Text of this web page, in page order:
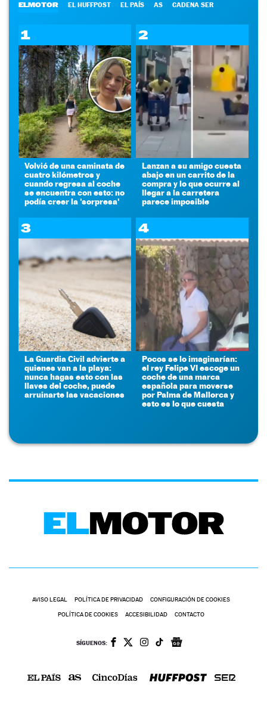
ELMOTOR EL HUFFPOST EL PAÍS AS CADENA SER
1
Volvió de una caminata de
cuatro kilómetros y
cuando regresa al coche
se encuentra con esto: no
podía creer la 'sorpresa'
2
Lanzan a su amigo cuesta
abajo en un carrito de la
compra y lo que ocurre al
llegar a la carretera
parece imposible
3
La Guardia Civil advierte a
quienes van a la playa:
nunca hagas esto con las
llaves del coche, puede
arruinarte las vacaciones
4
Pocos se lo imaginarían:
el rey Felipe VI escoge un
coche de una marca
española para moverse
por Palma de Mallorca y
esto es lo que cuesta
AVISO LEGAL POLÍTICA DE PRIVACIDAD CONFIGURACIÓN DE COOKIES
POLÍTICA DE COOKIES ACCESIBILIDAD CONTACTO
SÍGUENOS: